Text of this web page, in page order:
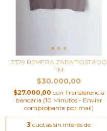
3379 REMERA ZARA TOSTADO
TM
$30.000,00
$27.000,00 con Transferencia
bancaria (10 Minutos - Enviar
comprobante por mail)
3 cuotas sin interés de